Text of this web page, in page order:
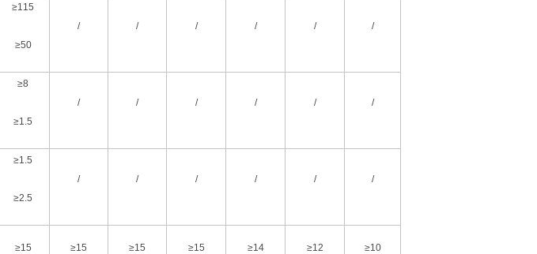
≥115
≥50
/ / / / / /
≥8
≥1.5
/ / / / / /
≥1.5
≥2.5
/ / / / / /
≥15 ≥15 ≥15 ≥15 ≥14 ≥12 ≥10